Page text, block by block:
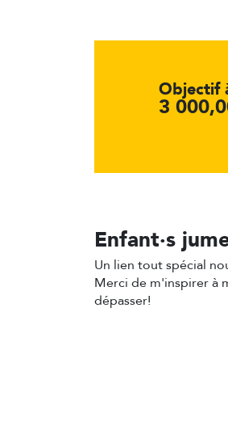
Objectif
3
Enfant·s
Un lien tout spécial
Merci de m'inspirer à
dépasser!